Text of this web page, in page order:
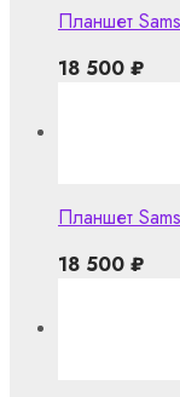
Планшет
18 500 ₽
Планшет
18 500 ₽